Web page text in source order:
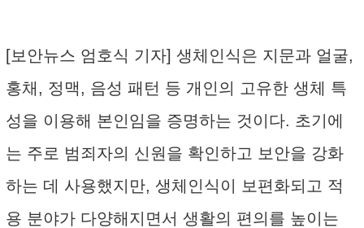
[보안뉴스 엄호식 기자] 생체인식은 지문과 얼굴,
홍채, 정맥, 음성 패턴 등 개인의 고유한 생체 특
성을 이용해 본인임을 증명하는 것이다. 초기에
는 주로 범죄자의 신원을 확인하고 보안을 강화
하는 데 사용했지만, 생체인식이 보편화되고 적
용 분야가 다양해지면서 생활의 편의를 높이는